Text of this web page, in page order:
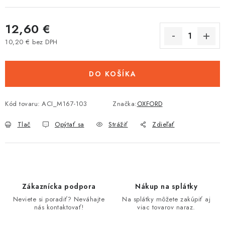
12,60 €
10,20 € bez DPH
DO KOŠÍKA
Kód tovaru: ACI_M167-103 Značka:OXFORD
Tlač Opýtať sa Strážiť Zdieľať
Zákaznícka podpora
Neviete si poradiť? Neváhajte
nás kontaktovať!
Nákup na splátky
Na splátky môžete zakúpiť aj
viac tovarov naraz.